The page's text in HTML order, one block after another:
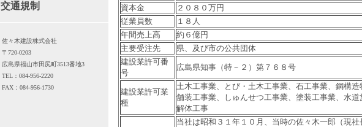
交通規制
佐々木建設株式会社
〒720-0203
広島県福山市田尻町3513番地3
TEL：084-956-2220
FAX：084-956-1730
資本金
２０８０万円
従業員数
１８人
年間売上高
約６億円
主要受注先
県、及び市の公共団体
建設業許可番
号
広島県知事（特－２）第７６８号
建設業許可業
種
土木工事業、とび・土木工事業、石工事業、鋼構造
舗装工事業、しゅんせつ工事業、塗装工事業、水道
解体工事
当社は昭和３１年１０月、当時の佐々木一郎（現